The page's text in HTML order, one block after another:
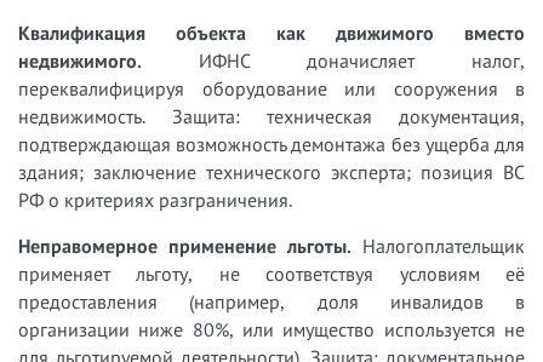
Квалификация объекта как движимого вместо
недвижимого. ИФНС доначисляет налог,
переквалифицируя оборудование или сооружения в
недвижимость. Защита: техническая документация,
подтверждающая возможность демонтажа без ущерба для
здания; заключение технического эксперта; позиция ВС
РФ о критериях разграничения.
Неправомерное применение льготы. Налогоплательщик
применяет льготу, не соответствуя условиям её
предоставления (например, доля инвалидов в
организации ниже 80%, или имущество используется не
для льготируемой деятельности). Защита: документальное